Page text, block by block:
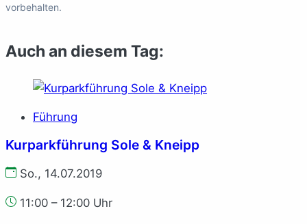
vorbehalten.
Auch an diesem Tag:
Führung
Kurparkführung Sole & Kneipp
So., 14.07.2019
11:00 – 12:00 Uhr